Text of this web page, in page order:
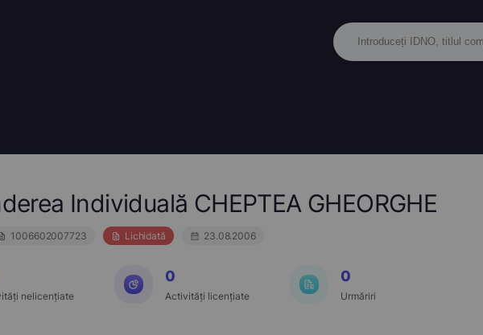
Individuală CHEPTEA GHEORGHE
1006602007723 Lichidată 23.08.2006
nelicențiate
0
Activități licențiate
0
Urmăriri